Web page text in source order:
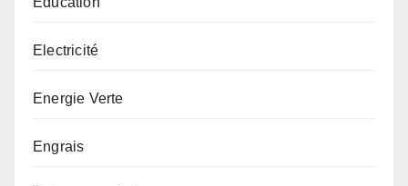
Electricité
Energie Verte
Engrais